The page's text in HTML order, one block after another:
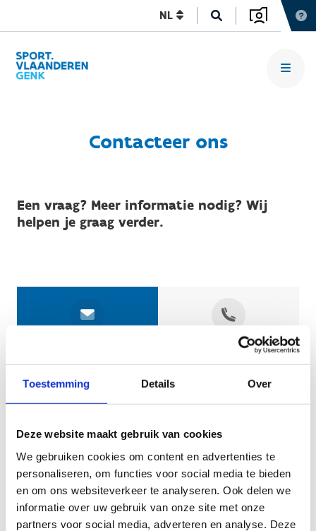
Toestemming Details Over
Deze website maakt gebruik van cookies
We gebruiken cookies om content en advertenties te
personaliseren, om functies voor social media te bieden
en om ons websiteverkeer te analyseren. Ook delen we
informatie over uw gebruik van onze site met onze
partners voor social media, adverteren en analyse. Deze
NL
Contacteer ons
Een vraag? Meer informatie nodig? Wij
helpen je graag verder.
Geef aan tot welk domein jouw vraag behoort